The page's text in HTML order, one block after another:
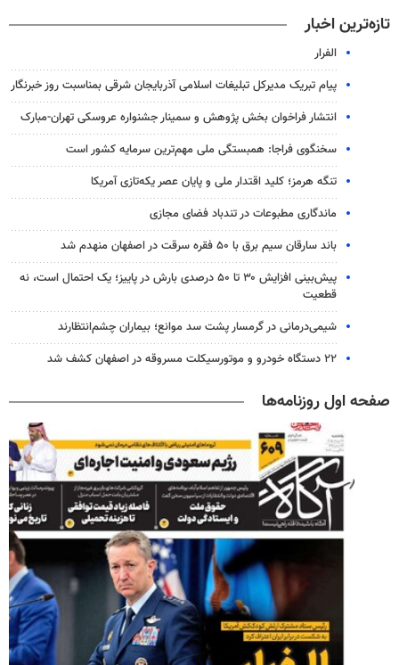
تازه‌ترین اخبار
الفرار
پیام تبریک مدیرکل تبلیغات اسلامی آذربایجان شرقی بمناسبت روز خبرنگار
انتشار فراخوان بخش پژوهش و سمینار جشنواره عروسکی تهران-مبارک
سخنگوی فراجا: همبستگی ملی مهم‌ترین سرمایه کشور است
تنگه هرمز؛ کلید اقتدار ملی و پایان عصر یکه‌تازی آمریکا
ماندگاری مطبوعات در تندباد فضای مجازی
باند سارقان سیم برق با ۵۰ فقره سرقت در اصفهان منهدم شد
پیش‌بینی افزایش ۳۰ تا ۵۰ درصدی بارش در پاییز؛ یک احتمال است، نه
قطعیت
شیمی‌درمانی در گرمسار پشت سد موانع؛ بیماران چشم‌انتظارند
۲۲ دستگاه خودرو و موتورسیکلت مسروقه در اصفهان کشف شد
صفحه اول روزنامه‌ها